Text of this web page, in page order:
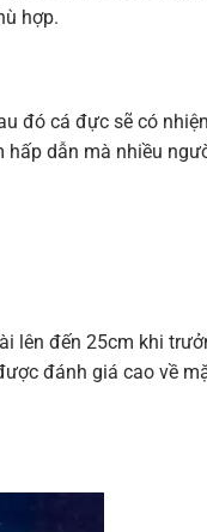
hợp.
đó cá đực sẽ có
hấp dẫn mà nhiều
lên đến 25cm khi
đánh giá cao về